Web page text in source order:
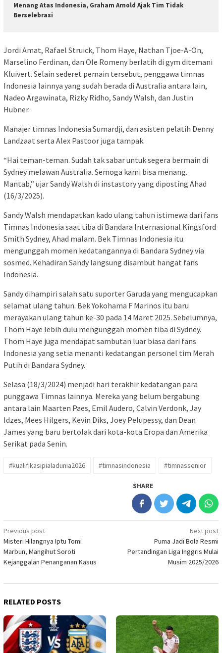
Menang Atas Indonesia, Graham Arnold Ajak Tim Tidak
Berselebrasi
Jordi Amat, Rafael Struick, Thom Haye, Nathan Tjoe-A-On,
Marselino Ferdinan, dan Ole Romeny berlatih di gym ditemani
Kluivert. Selain sederet pemain tersebut, penggawa timnas
Indonesia lainnya yang sudah berada di Australia antara lain,
Nadeo Argawinata, Rizky Ridho, Sandy Walsh, dan Justin
Hubner.
Manajer timnas Indonesia Sumardji, dan asisten pelatih Denny
Landzaat serta Alex Pastoor juga tampak.
“Hai teman-teman. Sudah tak sabar untuk segera bermain di
Sydney melawan Australia. Semoga kami bisa menang.
Mantab,” ujar Sandy Walsh di instastory yang diposting Ahad
(16/3/2025).
Sandy Walsh mendapatkan kado ulang tahun istimewa dari fans
Timnas Indonesia saat tiba di Bandara Internasional Kingsford
Smith Sydney, Ahad malam. Bek Timnas Indonesia itu
mengunggah momen kedatangannya di Bandara Sydney via
sosmed. Kehadiran Sandy langsung disambut hangat fans
Indonesia.
Sandy dihampiri salah satu suporter Garuda yang mengucapkan
selamat ulang tahun. Bek Yokohama F Marinos itu baru
merayakan ulang tahun ke-30 pada 14 Maret 2025. Sebelumnya,
Thom Haye lebih dulu mengunggah momen tiba di Sydney.
Thom Haye juga mendapat sambutan luar biasa dari fans
Indonesia yang setia menanti kedatangan personel tim Merah
Putih di Bandara Sydney.
Selasa (18/3/2024) menjadi hari terakhir kedatangan para
punggawa Timnas lainnya. Mereka yang belum bergabung
antara lain Maarten Paes, Emil Audero, Calvin Verdonk, Jay
Idzes, Mees Hilgers, Kevin Diks, Joey Pelupessy, dan Dean
James yang baru bertolak dari kota-kota Eropa dan Amerika
Serikat pada Senin.
#kualifikasipialadunia2026 #timnasindonesia #timnassenior
SHARE
Post
navigation
Previous post
Misteri Hilangnya Iptu Tomi
Marbun, Mangihut Soroti
Kejanggalan Penanganan Kasus
Next post
Puma Jadi Bola Resmi
Pertandingan Liga Inggris Mulai
Musim 2025/2026
RELATED POSTS